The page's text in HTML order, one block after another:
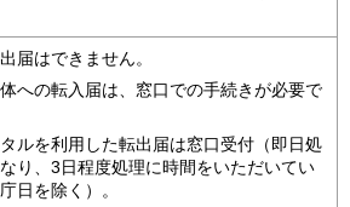
届はできません。
への転入届は、窓口での手続きが必要で
ルを利用した転出届は窓口受付（即日処
り、3日程度処理に時間をいただいてい
日を除く）。